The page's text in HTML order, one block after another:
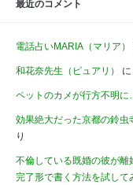
最近のコメント
電話占いMARIA（マリア）
和花奈先生（ピュアリ） に
ペットのカメが行方不明
効果絶大だった京都の鈴虫
り
不倫している既婚の彼が
完了形で書く方法を試して